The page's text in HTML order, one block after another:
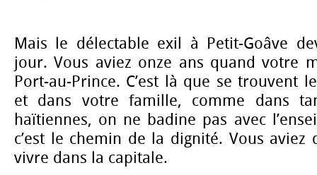
Mais le délectable exil à Petit-Goâve
jour. Vous aviez onze ans quand votre
Port-au-Prince. C’est là que se trouvent
et dans votre famille, comme dans
haïtiennes, on ne badine pas avec
c’est le chemin de la dignité. Vous aviez
vivre dans la capitale.